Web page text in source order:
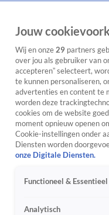
Jouw
Wij en onze 29 partners
over jou als gebruiker van
accepteren” selecteert,
te kunnen personaliseren,
advertenties en content te
worden deze
cookies om de website
moment opnieuw openen
Cookie-instellingen onder
Diensten worden
onze Digitale Diensten.
Functioneel & Essentieel
Analytisch